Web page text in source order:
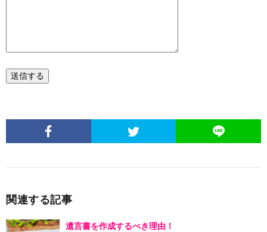
関連する記事
遺言書を作成するべき理由！